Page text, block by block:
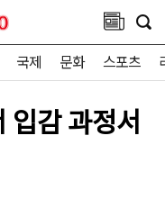
국제 문화 스포츠
입감 과정서